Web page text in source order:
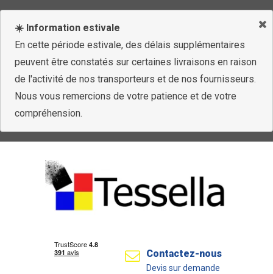
☀️ Information estivale
En cette période estivale, des délais supplémentaires
peuvent être constatés sur certaines livraisons en raison
de l'activité de nos transporteurs et de nos fournisseurs.
Nous vous remercions de votre patience et de votre
compréhension.
Contactez-nous
Devis sur demande